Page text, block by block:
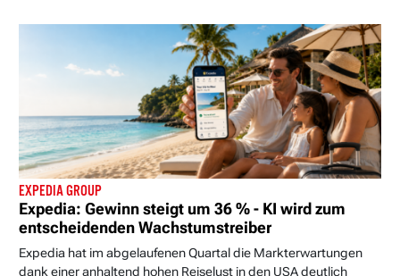
EXPEDIA GROUP
Expedia: Gewinn steigt um 36 % - KI wird zum
entscheidenden Wachstumstreiber
Expedia hat im abgelaufenen Quartal die Markterwartungen
dank einer anhaltend hohen Reiselust in den USA deutlich